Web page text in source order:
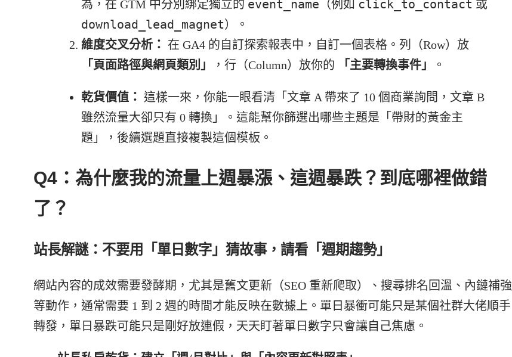
為，在 GTM 中分別綁定獨立的 event_name （例如 click_to_contact 或
download_lead_magnet）。
維度交叉分析： 在 GA4 的自訂探索報表中，自訂一個表格。列（Row）放
「頁面路徑與網頁類別」
，行（Column）放你的 「主要轉換事件」 。
乾貨價值： 這樣一來，你能一眼看清「文章 A 帶來了 10 個商業詢問，文章 B
雖然流量大卻只有 0 轉換」。這能幫你篩選出哪些主題是「帶財的黃金主
題」，後續選題直接複製這個模板。
Q4：為什麼我的流量上週暴漲、這週暴跌？到底哪裡做錯
了？
站長解謎：不要用「單日數字」猜故事，請看「週期趨勢」
網站內容的成效需要發酵期，尤其是舊文更新（SEO 重新爬取）、搜尋排名回溫、內鏈補強
等動作，通常需要 1 到 2 週的時間才能反映在數據上。單日暴衝可能只是某個社群大佬順手
轉發，單日暴跌可能只是剛好放連假，天天盯著單日數字只會讓自己焦慮。